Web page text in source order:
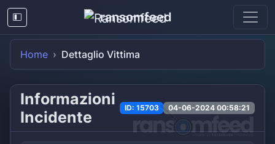
ransomfeed
Home Dettaglio Vittima
Informazioni
Incidente
ID: 15703 04-06-2024 00:58:21